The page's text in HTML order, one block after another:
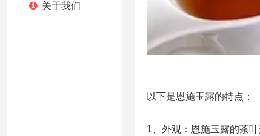
关于我们
以下是恩施玉露的特点：
1、外观：恩施玉露的茶